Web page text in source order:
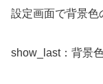
設定画面で背景色
show_last：背景